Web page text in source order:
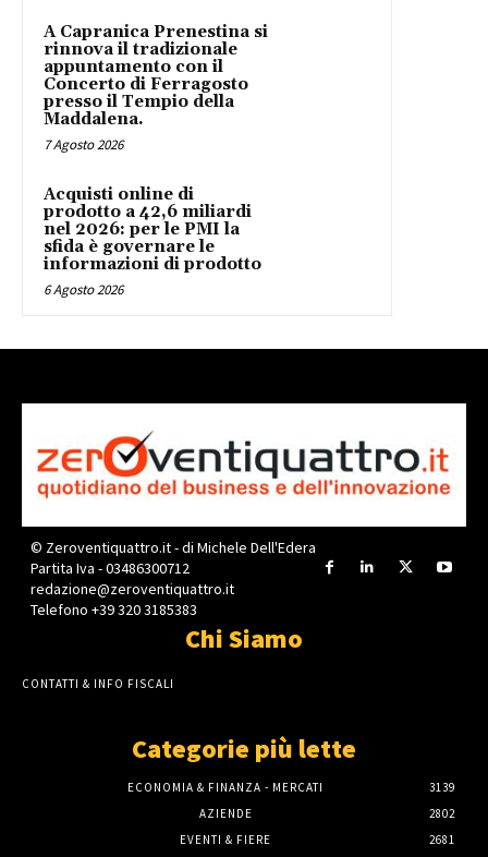
A Capranica Prenestina si
rinnova il tradizionale
appuntamento con il
Concerto di Ferragosto
presso il Tempio della
Maddalena.
7 Agosto 2026
Acquisti online di
prodotto a 42,6 miliardi
nel 2026: per le PMI la
sfida è governare le
informazioni di prodotto
6 Agosto 2026
© Zeroventiquattro.it - di Michele Dell'Edera
Partita Iva - 03486300712
redazione@zeroventiquattro.it
Telefono +39 320 3185383
Chi Siamo
CONTATTI & INFO FISCALI
Categorie più lette
ECONOMIA & FINANZA - MERCATI
3139
AZIENDE
2802
EVENTI & FIERE
2681